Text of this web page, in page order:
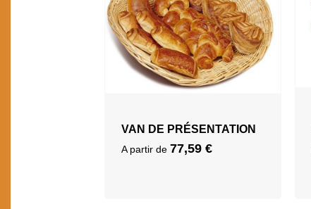
VAN DE PRÉSENTATION
A partir de 77,59 €